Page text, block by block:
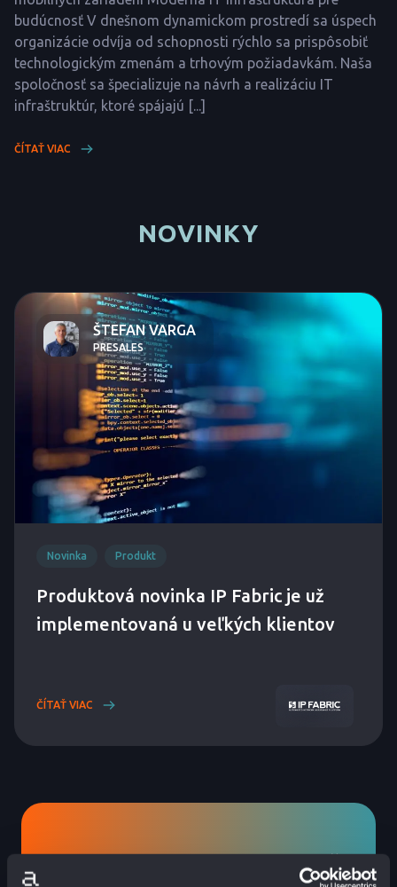
budúcnosť V dnešnom dynamickom prostredí sa úspech
organizácie odvíja od schopnosti rýchlo sa prispôsobiť
technologickým zmenám a trhovým požiadavkám. Naša
spoločnosť sa špecializuje na návrh a realizáciu IT
infraštruktúr, ktoré spájajú [...]
ČÍTAŤ VIAC
NOVINKY
ŠTEFAN VARGA
PRESALES
Novinka Produkt
Produktová novinka IP Fabric je už
implementovaná u veľkých klientov
ČÍTAŤ VIAC
POTREBUJETE POMÔCŤ